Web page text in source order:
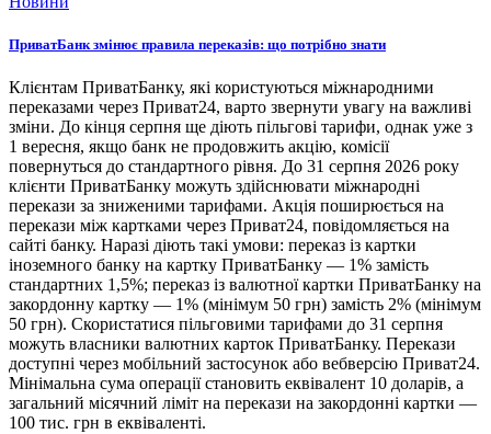
ПриватБанк змінює правила переказів: що потрібно знати
Клієнтам ПриватБанку, які користуються міжнародними
переказами через Приват24, варто звернути увагу на важливі
зміни. До кінця серпня ще діють пільгові тарифи, однак уже з
1 вересня, якщо банк не продовжить акцію, комісії
повернуться до стандартного рівня. До 31 серпня 2026 року
клієнти ПриватБанку можуть здійснювати міжнародні
перекази за зниженими тарифами. Акція поширюється на
перекази між картками через Приват24, повідомляється на
сайті банку. Наразі діють такі умови: переказ із картки
іноземного банку на картку ПриватБанку — 1% замість
стандартних 1,5%; переказ із валютної картки ПриватБанку на
закордонну картку — 1% (мінімум 50 грн) замість 2% (мінімум
50 грн). Скористатися пільговими тарифами до 31 серпня
можуть власники валютних карток ПриватБанку. Перекази
доступні через мобільний застосунок або вебверсію Приват24.
Мінімальна сума операції становить еквівалент 10 доларів, а
загальний місячний ліміт на перекази на закордонні картки —
100 тис. грн в еквіваленті.